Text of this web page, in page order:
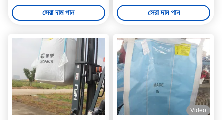
সেরা দাম পান
4400lbs ক্ষমতা পর্যন্ত
সেরা দাম পান
Video